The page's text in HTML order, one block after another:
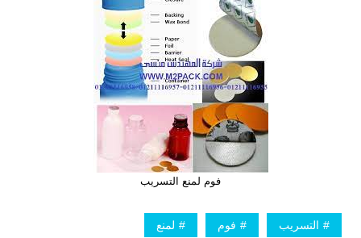
فوم لمنع التسريب
التسريب فوم لمنع